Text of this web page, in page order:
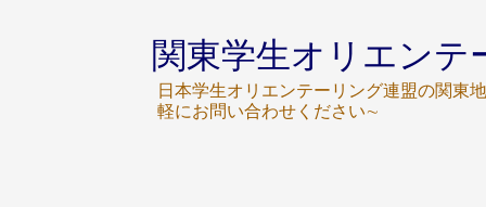
関東学生オリエンテ
日本学生オリエンテーリング連盟の関
軽にお問い合わせください∼